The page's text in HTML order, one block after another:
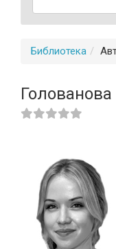
Библиотека